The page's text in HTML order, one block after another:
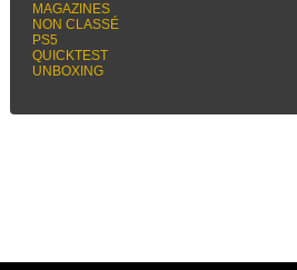
MAGAZINES
NON CLASSÉ
PS5
QUICKTEST
UNBOXING